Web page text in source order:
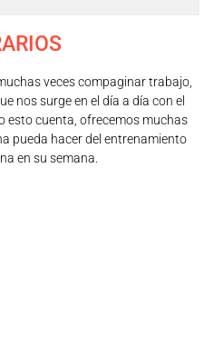
veces compaginar trabajo,
nos surge en el día a día con el
esto cuenta, ofrecemos muchas
pueda hacer del entrenamiento
en su semana.